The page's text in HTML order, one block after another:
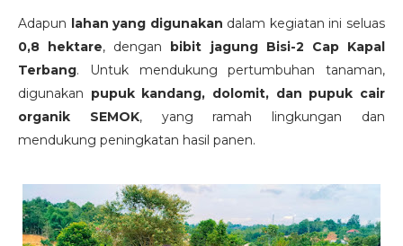
Adapun lahan yang digunakan dalam kegiatan ini seluas
0,8 hektare, dengan bibit jagung Bisi-2 Cap Kapal
Terbang. Untuk mendukung pertumbuhan tanaman,
digunakan pupuk kandang, dolomit, dan pupuk cair
organik SEMOK, yang ramah lingkungan dan
mendukung peningkatan hasil panen.